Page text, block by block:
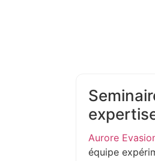
Aurore
équipe